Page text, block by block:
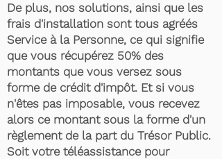
De plus, nos solutions, ainsi que les
frais d'installation sont tous agréés
Service à la Personne, ce qui signifie
que vous récupérez 50% des
montants que vous versez sous
forme de crédit d'impôt. Et si vous
n'êtes pas imposable, vous recevez
alors ce montant sous la forme d'un
règlement de la part du Trésor Public.
Soit votre téléassistance pour